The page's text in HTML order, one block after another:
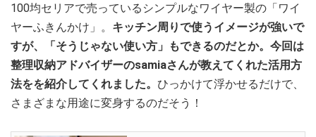
100均セリアで売っているシンプルなワイヤー製の「ワイ
ヤーふきんかけ」。 キッチン周りで使うイメージが強いで
すが、「そうじゃない使い方」もできるのだとか。今回は
整理収納アドバイザーのsamiaさんが教えてくれた活用方
法をを紹介してくれました。 ひっかけて浮かせるだけで、
さまざまな用途に変身するのだそう！